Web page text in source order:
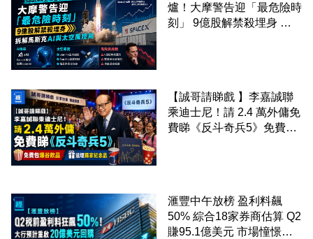
爐！大摩警告迎「最危險時
刻」 9億股解禁殺埋身 拆
【誠哥請睇戲 】李嘉誠聯
乘迪士尼！請 2.4 萬外傭免
費睇《反斗奇兵5》免費包
滙豐中午放榜 盈利料飆
50% 綜合18家券商估算 Q2
賺95.1億美元 市場憧憬重